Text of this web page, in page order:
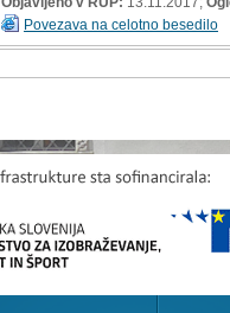
Povezava na celotno besedilo